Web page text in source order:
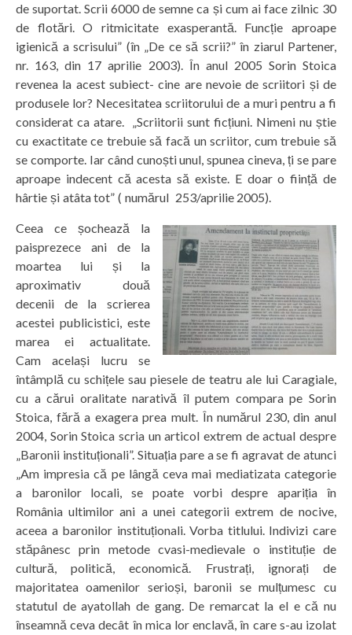
de suportat. Scrii 6000 de semne ca și cum ai face zilnic 30
de flotări. O ritmicitate exasperantă. Funcție aproape
igienică a scrisului” (în „De ce să scrii?” în ziarul Partener,
nr. 163, din 17 aprilie 2003). În anul 2005 Sorin Stoica
revenea la acest subiect- cine are nevoie de scriitori și de
produsele lor? Necesitatea scriitorului de a muri pentru a fi
considerat ca atare. „Scriitorii sunt ficțiuni. Nimeni nu știe
cu exactitate ce trebuie să facă un scriitor, cum trebuie să
se comporte. Iar când cunoști unul, spunea cineva, ți se pare
aproape indecent că acesta să existe. E doar o ființă de
hârtie și atâta tot” ( numărul 253/aprilie 2005).
Ceea ce șochează la
paisprezece ani de la
moartea lui și la
aproximativ două
decenii de la scrierea
acestei publicistici, este
marea ei actualitate.
Cam același lucru se
întâmplă cu schițele sau piesele de teatru ale lui Caragiale,
cu a cărui oralitate narativă îl putem compara pe Sorin
Stoica, fără a exagera prea mult. În numărul 230, din anul
2004, Sorin Stoica scria un articol extrem de actual despre
„Baronii instituționali”. Situația pare a se fi agravat de atunci
„Am impresia că pe lângă ceva mai mediatizata categorie
a baronilor locali, se poate vorbi despre apariția în
România ultimilor ani a unei categorii extrem de nocive,
aceea a baronilor instituționali. Vorba titlului. Indivizi care
stăpânesc prin metode cvasi-medievale o instituție de
cultură, politică, economică. Frustrați, ignorați de
majoritatea oamenilor serioși, baronii se mulțumesc cu
statutul de ayatollah de gang. De remarcat la el e că nu
înseamnă ceva decât în mica lor enclavă, în care s-au izolat